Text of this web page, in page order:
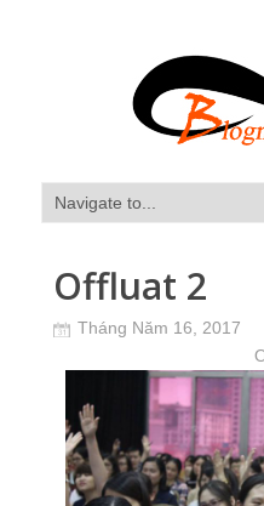
Offluat 2
Tháng Năm 16, 2017